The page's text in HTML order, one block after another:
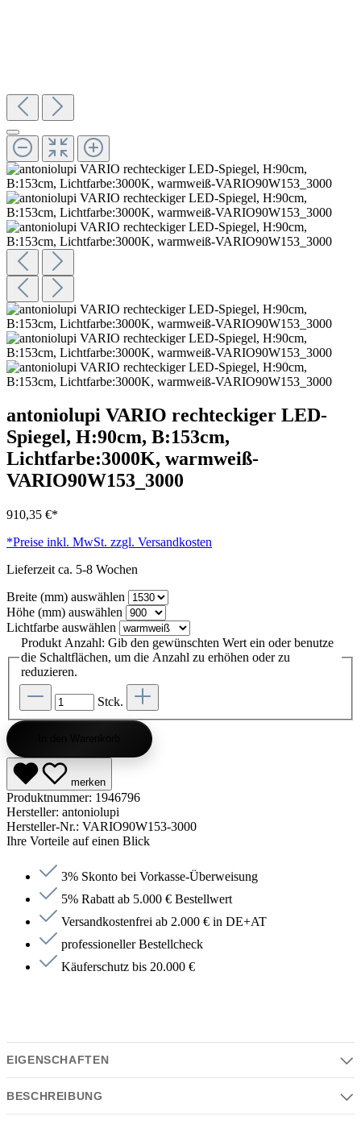
antoniolupi VARIO rechteckiger LED-
Spiegel, H:90cm, B:153cm,
Lichtfarbe:3000K, warmweiß-
VARIO90W153_3000
910,35 €*
*Preise inkl. MwSt. zzgl. Versandkosten
Lieferzeit ca. 5-8 Wochen
Breite (mm) auswählen
Höhe (mm) auswählen
Lichtfarbe auswählen
Produkt Anzahl: Gib den gewünschten Wert ein oder benutze
die Schaltflächen, um die Anzahl zu erhöhen oder zu
reduzieren.
Stck.
merken
Produktnummer: 1946796
Hersteller: antoniolupi
Hersteller-Nr.: VARIO90W153-3000
Ihre Vorteile auf einen Blick
3% Skonto bei Vorkasse-Überweisung
5% Rabatt ab 5.000 € Bestellwert
Versandkostenfrei ab 2.000 € in DE+AT
professioneller Bestellcheck
Käuferschutz bis 20.000 €
EIGENSCHAFTEN
Eigenschaften
BESCHREIBUNG